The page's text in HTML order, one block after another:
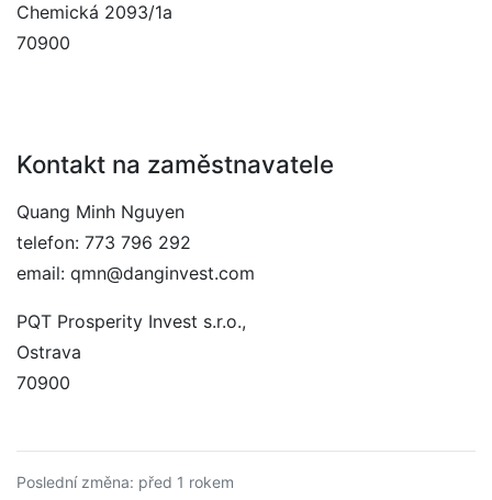
Chemická 2093/1a
70900
Kontakt na zaměstnavatele
Quang Minh Nguyen
telefon: 773 796 292
email: qmn@danginvest.com
PQT Prosperity Invest s.r.o.,
Ostrava
70900
Poslední změna: před 1 rokem